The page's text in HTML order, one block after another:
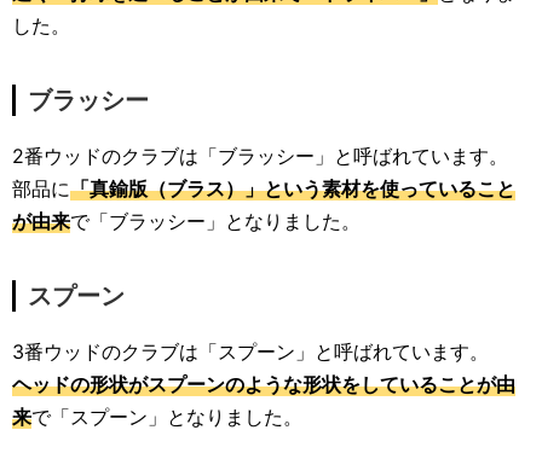
した。
ブラッシー
2番ウッドのクラブは「ブラッシー」と呼ばれています。
部品に「真鍮版（ブラス）」という素材を使っていること
が由来で「ブラッシー」となりました。
スプーン
3番ウッドのクラブは「スプーン」と呼ばれています。
ヘッドの形状がスプーンのような形状をしていることが由
来で「スプーン」となりました。